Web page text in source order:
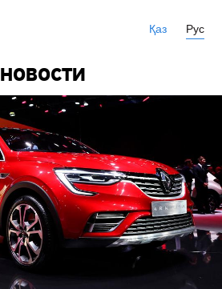
Қаз Рус
НОВОСТИ